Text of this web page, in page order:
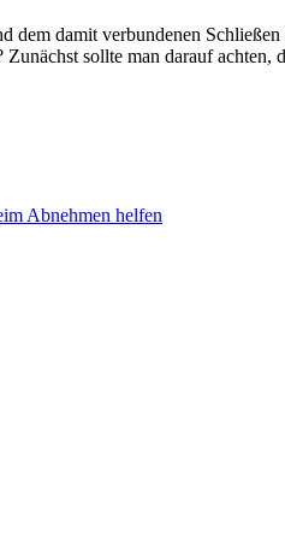
damit verbundenen
sollte man darauf
Abnehmen helfen